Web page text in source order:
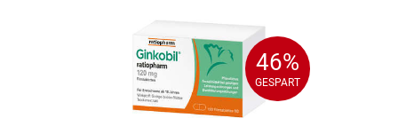
46%
GESPART
46%
GESPART